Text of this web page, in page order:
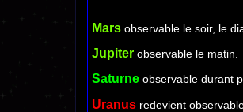
Mars observable le soir, le
Jupiter observable le matin.
Saturne observable durant
Uranus redevient